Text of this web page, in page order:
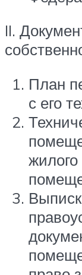
II.
План
с его